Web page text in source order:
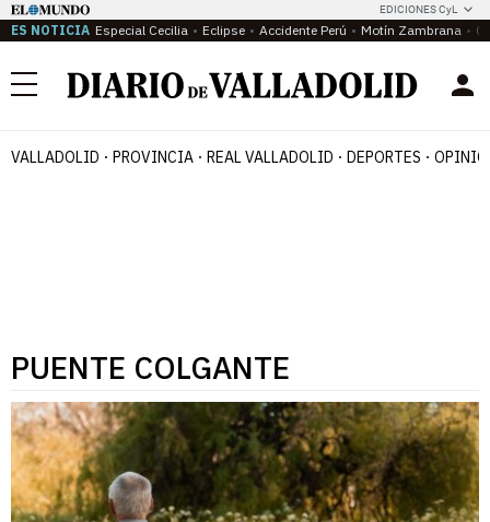
EDICIONES CyL
ES NOTICIA Especial Cecilia Eclipse Accidente Perú Motín Zambrana
Menú
VALLADOLID PROVINCIA REAL VALLADOLID DEPORTES
PUENTE COLGANTE